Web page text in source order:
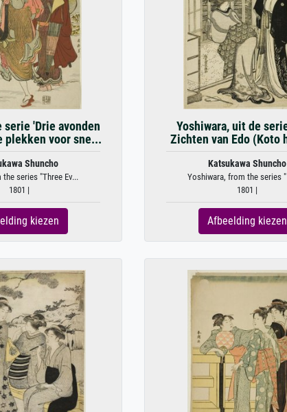
'Drie avonden
plekken voor sne...
Shuncho
series "Three Ev...
1801 |
kiezen
Yoshiwara, uit de
Zichten van Edo (Koto
Katsukawa Shuncho
Yoshiwara, from the series
1801 |
Afbeelding kiezen